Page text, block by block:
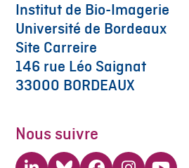
Institut de Bio-Imagerie
Université de Bordeaux
Site Carreire
146 rue Léo Saignat
33000 BORDEAUX
Nous suivre